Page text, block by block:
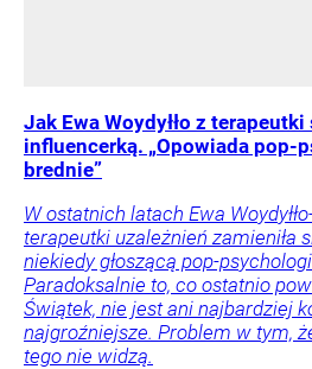
Jak Ewa Woydyłło z terapeutki
influencerką. „Opowiada pop-
brednie”
W ostatnich latach Ewa
terapeutki uzależnień zamieniła
niekiedy głoszącą pop-
Paradoksalnie to, co ostatnio
Świątek, nie jest ani najbardziej
najgroźniejsze. Problem w tym,
tego nie widzą.